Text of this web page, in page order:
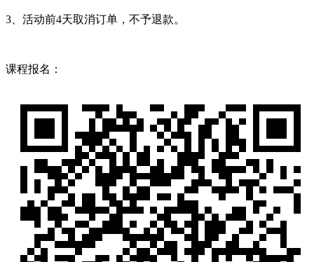
3、活动前4天取消订单，不予退款。
课程报名：